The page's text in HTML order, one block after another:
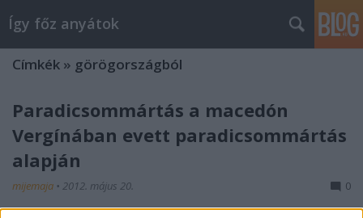
Így főz anyátok
Címkék » görögországból
Paradicsommártás a macedón
Vergínában evett paradicsommártás
alapján
mijemaja • 2012. május 20. 0